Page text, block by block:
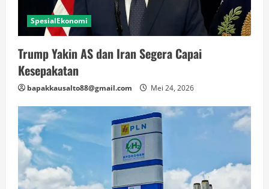
SpesialEkonomi
Trump Yakin AS dan Iran Segera Capai
Kesepakatan
bapakkausalto88@gmail.com Mei 24, 2026